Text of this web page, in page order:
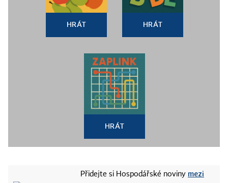
HRÁT HRÁT
HRÁT
Přidejte si Hospodářské noviny mezi